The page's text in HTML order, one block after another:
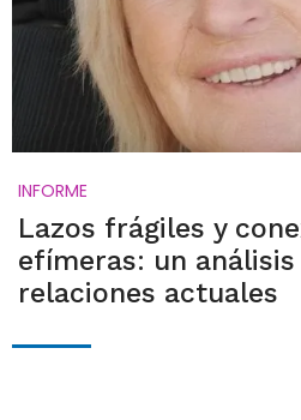
INFORME
Lazos frágiles y
efímeras: un análisis
relaciones actuales